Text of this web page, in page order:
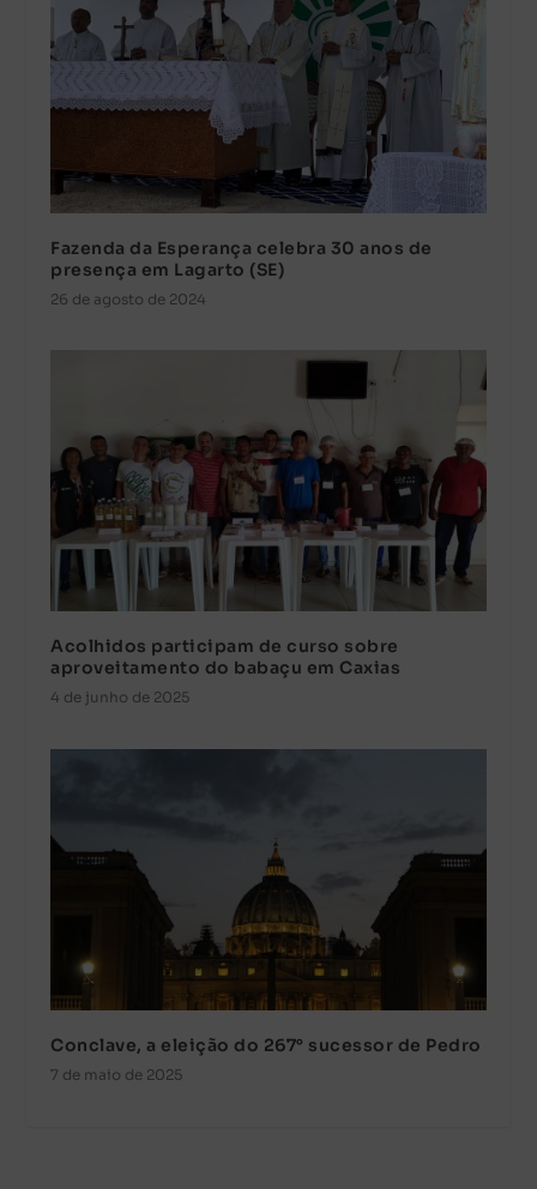
Fazenda da Esperança celebra 30 anos de
presença em Lagarto (SE)
26 de agosto de 2024
Acolhidos participam de curso sobre
aproveitamento do babaçu em Caxias
4 de junho de 2025
Conclave, a eleição do 267° sucessor de Pedro
7 de maio de 2025